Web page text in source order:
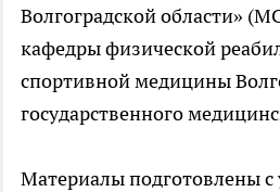
Волгоградской области»
кафедры физической
спортивной медицины
государственного
Материалы подготовлены с